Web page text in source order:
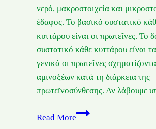
νερό, μακροστοιχεία και
έδαφος. Το βασικό συστατικό
κυττάρου είναι οι πρωτεΐνες. Το
συστατικό κάθε κυττάρου είναι
γενικά οι πρωτεΐνες
αμινοξέων κατά τη διάρκεια της
πρωτεϊνοσύνθεσης. Αν λάβουμε
Read More
Ο